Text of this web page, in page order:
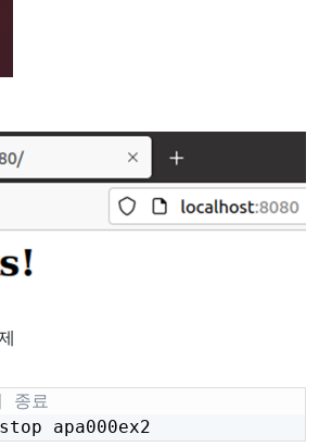
종료
apa000ex2